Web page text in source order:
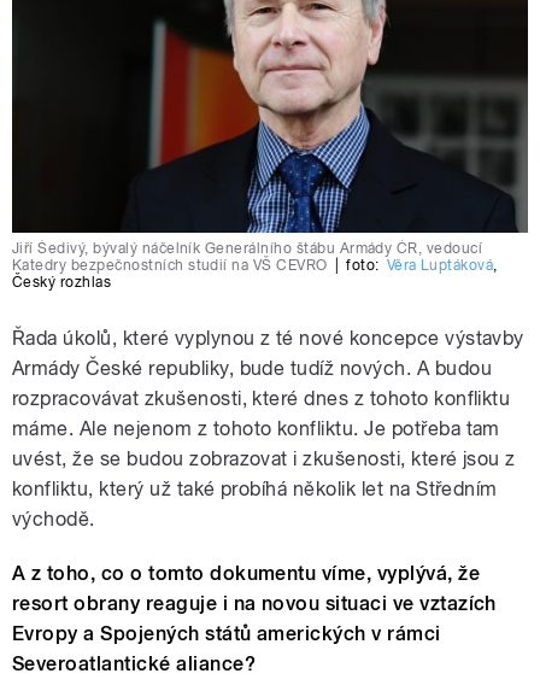
Jiří Šedivý, bývalý náčelník Generálního štábu Armády ČR, vedoucí
Katedry bezpečnostních studií na VŠ CEVRO
foto: Věra Luptáková,
Český rozhlas
Řada úkolů, které vyplynou z té nové koncepce výstavby
Armády České republiky, bude tudíž nových. A budou
rozpracovávat zkušenosti, které dnes z tohoto konfliktu
máme. Ale nejenom z tohoto konfliktu. Je potřeba tam
uvést, že se budou zobrazovat i zkušenosti, které jsou z
konfliktu, který už také probíhá několik let na Středním
východě.
A z toho, co o tomto dokumentu víme, vyplývá, že
resort obrany reaguje i na novou situaci ve vztazích
Evropy a Spojených států amerických v rámci
Severoatlantické aliance?